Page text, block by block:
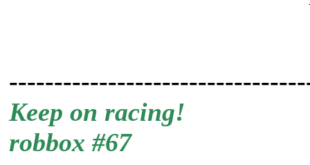
Keep on racing!
robbox #67